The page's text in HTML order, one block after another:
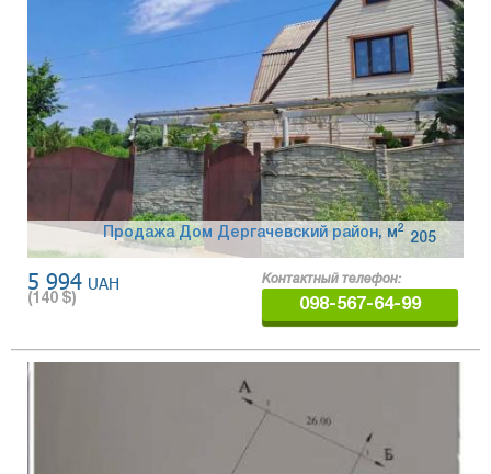
Продажа Дом Дергачевский район, 205
м2
5 994 UAH
(140 $)
Контактный телефон:
098-567-64-99